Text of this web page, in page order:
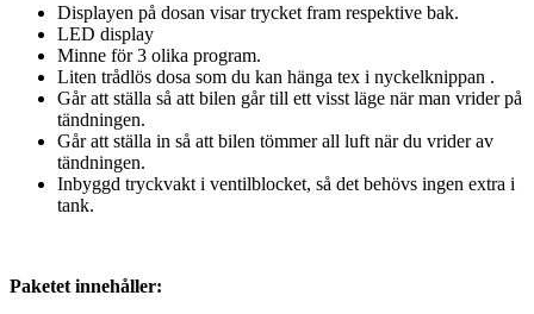
Displayen på dosan visar trycket fram respektive bak.
LED display
Minne för 3 olika program.
Liten trådlös dosa som du kan hänga tex i nyckelknippan .
Går att ställa så att bilen går till ett visst läge när man vrider på
tändningen.
Går att ställa in så att bilen tömmer all luft när du vrider av
tändningen.
Inbyggd tryckvakt i ventilblocket, så det behövs ingen extra i
tank.
Paketet innehåller: